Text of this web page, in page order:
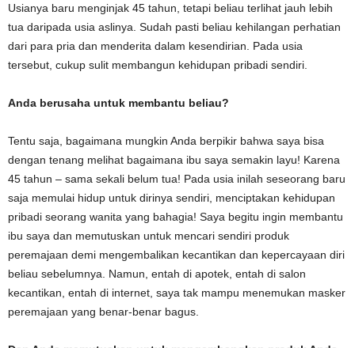
Usianya baru menginjak 45 tahun, tetapi beliau terlihat jauh lebih
tua daripada usia aslinya. Sudah pasti beliau kehilangan perhatian
dari para pria dan menderita dalam kesendirian. Pada usia
tersebut, cukup sulit membangun kehidupan pribadi sendiri.
Anda berusaha untuk membantu beliau?
Tentu saja, bagaimana mungkin Anda berpikir bahwa saya bisa
dengan tenang melihat bagaimana ibu saya semakin layu! Karena
45 tahun – sama sekali belum tua! Pada usia inilah seseorang baru
saja memulai hidup untuk dirinya sendiri, menciptakan kehidupan
pribadi seorang wanita yang bahagia! Saya begitu ingin membantu
ibu saya dan memutuskan untuk mencari sendiri produk
peremajaan demi mengembalikan kecantikan dan kepercayaan diri
beliau sebelumnya. Namun, entah di apotek, entah di salon
kecantikan, entah di internet, saya tak mampu menemukan masker
peremajaan yang benar-benar bagus.